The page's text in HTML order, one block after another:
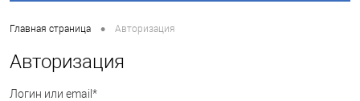
Главная страница • Авторизация
Авторизация
Логин или email*